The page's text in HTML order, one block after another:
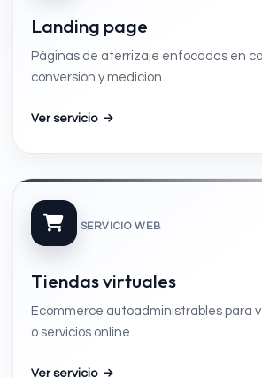
Landing page
Páginas de aterrizaje enfocadas en
conversión y medición.
Ver servicio
SERVICIO WEB
Tiendas virtuales
Ecommerce autoadministrables para
o servicios online.
Ver servicio